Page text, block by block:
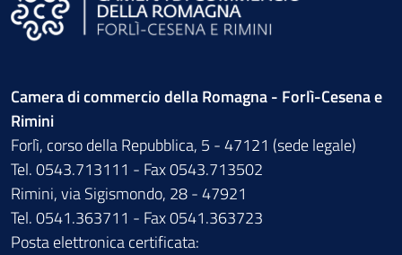
Camera di commercio della Romagna - Forlì-Cesena e
Rimini
Forlì, corso della Repubblica, 5 - 47121 (sede legale)
Tel. 0543.713111 - Fax 0543.713502
Rimini, via Sigismondo, 28 - 47921
Tel. 0541.363711 - Fax 0541.363723
Posta elettronica certificata: